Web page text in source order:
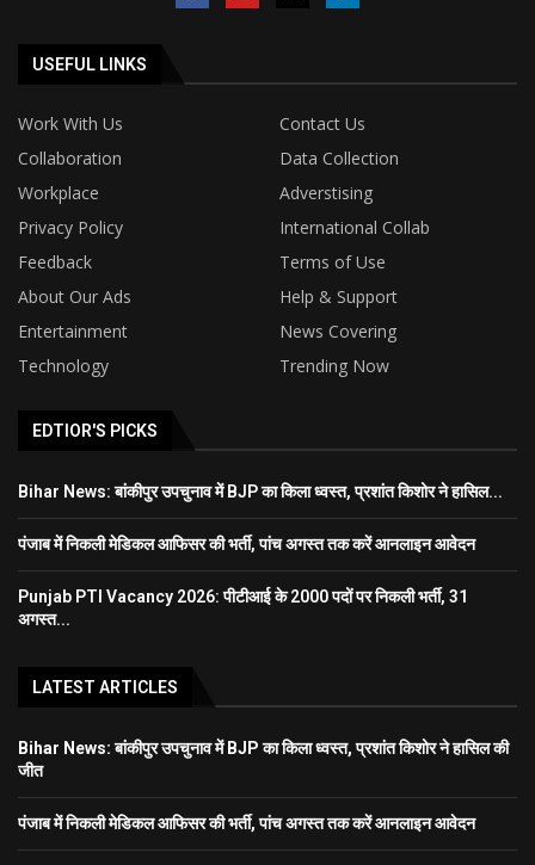
USEFUL LINKS
Work With Us
Contact Us
Collaboration
Data Collection
Workplace
Adverstising
Privacy Policy
International Collab
Feedback
Terms of Use
About Our Ads
Help & Support
Entertainment
News Covering
Technology
Trending Now
EDTIOR'S PICKS
Bihar News: बांकीपुर उपचुनाव में BJP का किला ध्वस्त, प्रशांत किशोर ने हासिल...
पंजाब में निकली मेडिकल आफिसर की भर्ती, पांच अगस्त तक करें आनलाइन आवेदन
Punjab PTI Vacancy 2026: पीटीआई के 2000 पदों पर निकली भर्ती, 31
अगस्त...
LATEST ARTICLES
Bihar News: बांकीपुर उपचुनाव में BJP का किला ध्वस्त, प्रशांत किशोर ने हासिल की
जीत
पंजाब में निकली मेडिकल आफिसर की भर्ती, पांच अगस्त तक करें आनलाइन आवेदन